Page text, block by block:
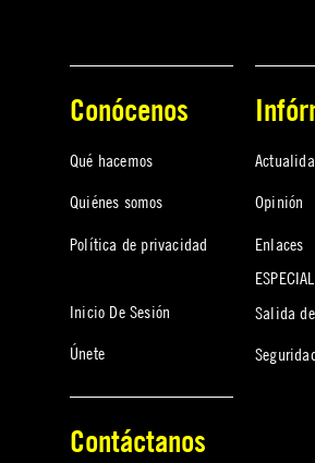
Conócenos
Qué hacemos
Quiénes somos
Política de privacidad
Inicio De Sesión
Únete
Opinión
Enlaces
Salida
Contáctanos